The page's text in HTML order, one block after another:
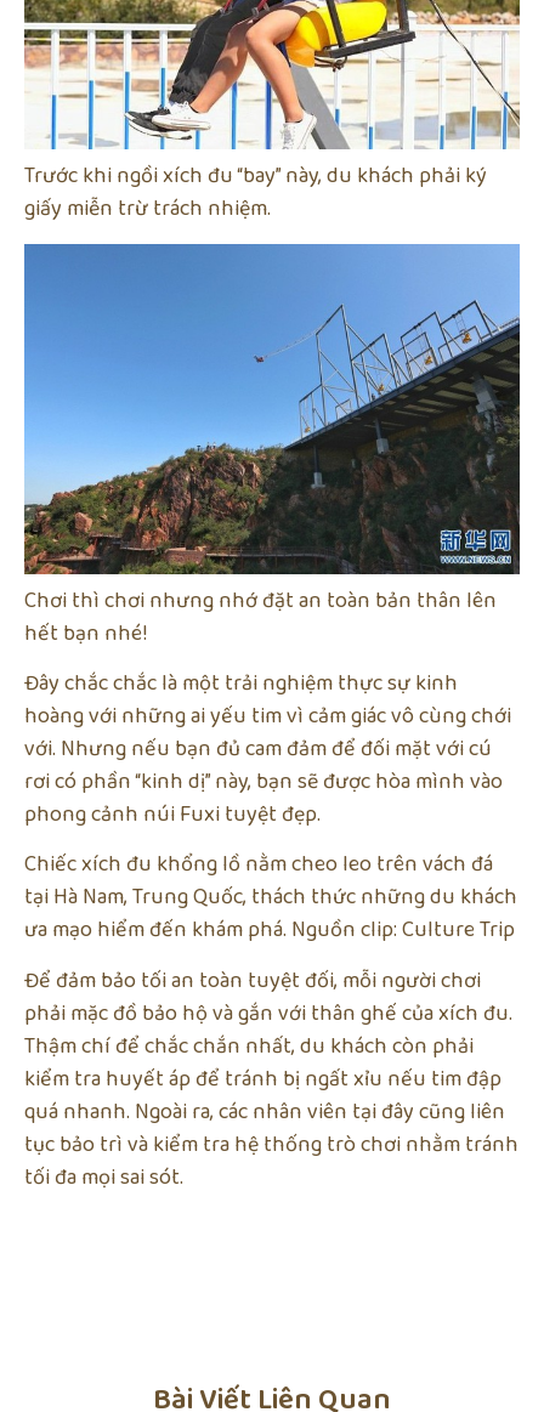
Trước khi ngồi xích đu “bay” này, du khách phải ký
giấy miễn trừ trách nhiệm.
Chơi thì chơi nhưng nhớ đặt an toàn bản thân lên
hết bạn nhé!
Đây chắc chắc là một trải nghiệm thực sự kinh
hoàng với những ai yếu tim vì cảm giác vô cùng chới
với. Nhưng nếu bạn đủ cam đảm để đối mặt với cú
rơi có phần “kinh dị” này, bạn sẽ được hòa mình vào
phong cảnh núi Fuxi tuyệt đẹp.
Chiếc xích đu khổng lồ nằm cheo leo trên vách đá
tại Hà Nam, Trung Quốc, thách thức những du khách
ưa mạo hiểm đến khám phá. Nguồn clip: Culture Trip
Để đảm bảo tối an toàn tuyệt đối, mỗi người chơi
phải mặc đồ bảo hộ và gắn với thân ghế của xích đu.
Thậm chí để chắc chắn nhất, du khách còn phải
kiểm tra huyết áp để tránh bị ngất xỉu nếu tim đập
quá nhanh. Ngoài ra, các nhân viên tại đây cũng liên
tục bảo trì và kiểm tra hệ thống trò chơi nhằm tránh
tối đa mọi sai sót.
Bài Viết Liên Quan